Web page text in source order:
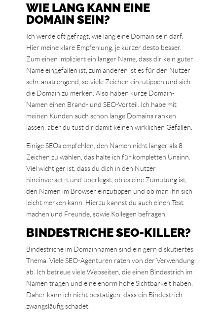
WIE LANG KANN EINE
DOMAIN SEIN?
Ich werde oft gefragt, wie lang eine Domain sein darf.
Hier meine klare Empfehlung, je kürzer desto besser.
Zum einen impliziert ein langer Name, dass dir kein guter
Name eingefallen ist, zum anderen ist es für den Nutzer
sehr anstrengend, so viele Zeichen einzutippen und sich
die Domain zu merken. Also haben kurze Domain-
Namen einen Brand- und SEO-Vorteil. Ich habe mit
meinen Kunden auch schon lange Domains ranken
lassen, aber du tust dir damit keinen wirklichen Gefallen.
Einige SEOs empfehlen, den Namen nicht länger als 8
Zeichen zu wählen, das halte ich für kompletten Unsinn.
Viel wichtiger ist, dass du dich in den Nutzer
hineinversetzt und überlegst, ob es eine Zumutung ist,
den Namen im Browser einzutippen und ob man ihn sich
leicht merken kann. Hierzu kannst du auch einen Test
machen und Freunde, sowie Kollegen befragen.
BINDESTRICHE SEO-KILLER?
Bindestriche im Domainnamen sind ein gern diskutiertes
Thema. Viele SEO-Agenturen raten von der Verwendung
ab. Ich betreue viele Webseiten, die einen Bindestrich im
Namen tragen und eine enorm hohe Sichtbarkeit haben.
Daher kann ich nicht bestätigen, dass ein Bindestrich
zwangsläufig schadet.